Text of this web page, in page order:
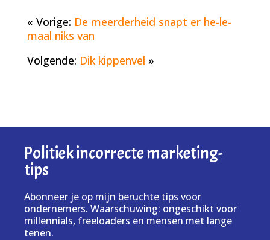
« Vorige: De meerderheid snapt er he-le-
maal niks van
Volgende: Dik kippenvel »
Politiek incorrecte marketing-
tips
Abonneer je op mijn beruchte tips voor
ondernemers. Waarschuwing: ongeschikt voor
millennials, freeloaders en mensen met lange
tenen.